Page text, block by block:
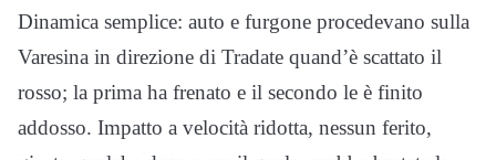
Dinamica semplice: auto e furgone procedevano sulla
Varesina in direzione di Tradate quand’è scattato il
rosso; la prima ha frenato e il secondo le è finito
addosso. Impatto a velocità ridotta, nessun ferito,